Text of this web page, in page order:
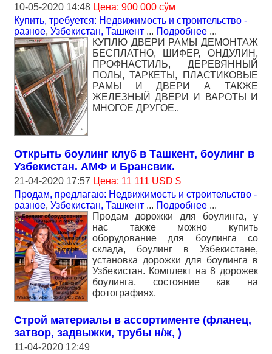
10-05-2020 14:48 Цена: 900 000 сўм
Купить, требуется: Недвижимость и строительство -
разное, Узбекистан, Ташкент ... Подробнее ...
КУПЛЮ ДВЕРИ РАМЫ ДЕМОНТАЖ
БЕСПЛАТНО, ШИФЕР, ОНДУЛИН,
ПРОФНАСТИЛЬ, ДЕРЕВЯННЫЙ
ПОЛЫ, ТАРКЕТЫ, ПЛАСТИКОВЫЕ
РАМЫ И ДВЕРИ А ТАКЖЕ
ЖЕЛЕЗНЫЙ ДВЕРИ И ВАРОТЫ И
МНОГОЕ ДРУГОЕ..
Открыть боулинг клуб в Ташкент, боулинг в
Узбекистан. АМФ и Брансвик.
21-04-2020 17:57 Цена: 11 111 USD $
Продам, предлагаю: Недвижимость и строительство -
разное, Узбекистан, Ташкент ... Подробнее ...
Продам дорожки для боулинга, у
нас также можно купить
оборудование для боулинга со
склада, боулинг в Узбекистане,
установка дорожки для боулинга в
Узбекистан. Комплект на 8 дорожек
боулинга, состояние как на
фотографиях.
Строй материалы в ассортименте (фланец,
затвор, задвыжки, трубы н/ж, )
11-04-2020 12:49